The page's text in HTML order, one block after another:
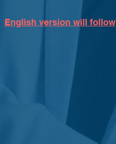
English version will follow